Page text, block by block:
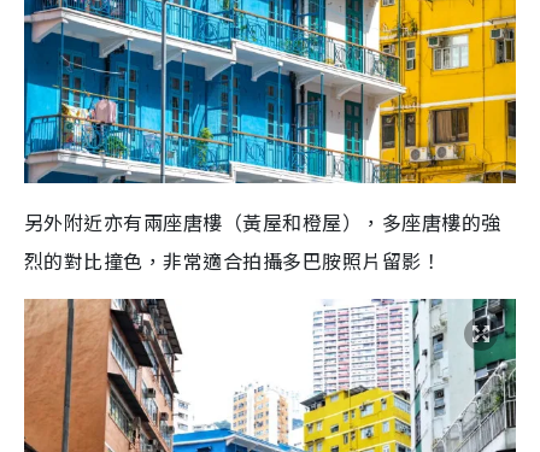
另外附近亦有兩座唐樓（黃屋和橙屋），多座唐樓的強
烈的對比撞色，非常適合拍攝多巴胺照片留影！